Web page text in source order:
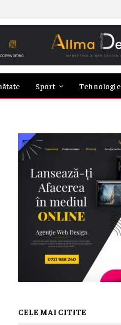
Sport Tehnologie
CELE MAI CITITE